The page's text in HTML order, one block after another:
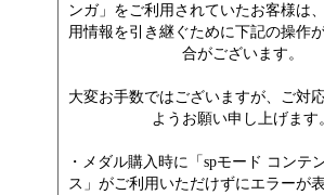
ンガ」をご利用されていたお客様は
用情報を引き継ぐために下記の操作
合がございます。
大変お手数ではございますが、ご対
ようお願い申し上げます。
・メダル購入時に「spモード コンテ
ス」がご利用いただけずにエラーが